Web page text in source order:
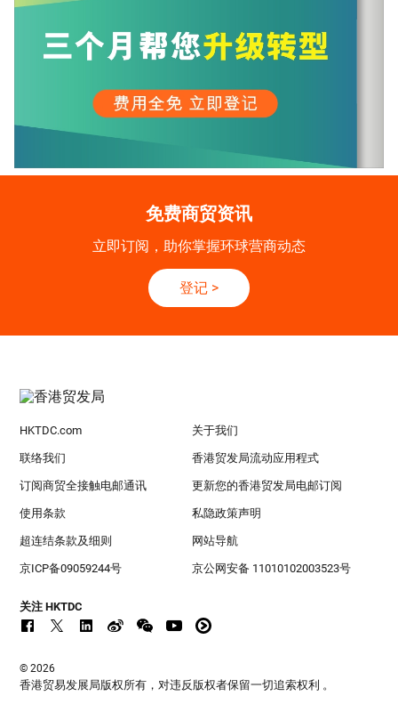
免费商贸资讯
立即订阅，助你掌握环球营商动态
登记 >
HKTDC.com 关于我们
联络我们 香港贸发局流动应用程式
订阅商贸全接触电邮通讯 更新您的香港贸发局电邮订阅
使用条款 私隐政策声明
超连结条款及细则 网站导航
京ICP备09059244号 京公网安备 11010102003523号
关注 HKTDC
© 2026
香港贸易发展局版权所有，对违反版权者保留一切追索权利 。